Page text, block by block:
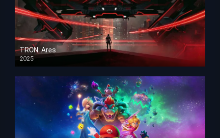
TRON: Ares
2025
HD 1080p